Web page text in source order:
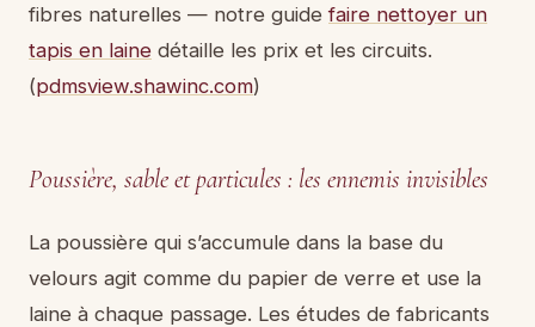
fibres naturelles — notre guidefaire nettoyer un
tapis en laine détaille les prix et les circuits.
(pdmsview.shawinc.com)
Poussière, sable et particules : les ennemis invisibles
La poussière qui s’accumule dans la base du
velours agit comme du papier de verre et use la
laine à chaque passage. Les études de fabricants